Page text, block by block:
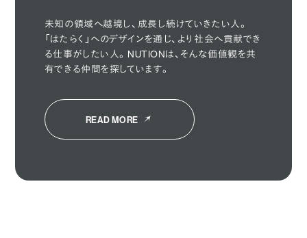
With Us🤝
未知の領域へ越境し、成長し続けていきたい人。
「はたらく」へのデザインを通じ、より社会へ貢献でき
る仕事がしたい人。NUTIONは、そんな価値観を共
有できる仲間を探しています。
READ MORE